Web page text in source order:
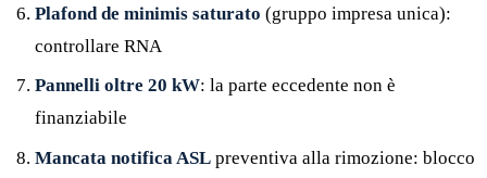
Plafond de minimis saturato (gruppo impresa unica):
controllare RNA
Pannelli oltre 20 kW: la parte eccedente non è
finanziabile
Mancata notifica ASL preventiva alla rimozione: blocco